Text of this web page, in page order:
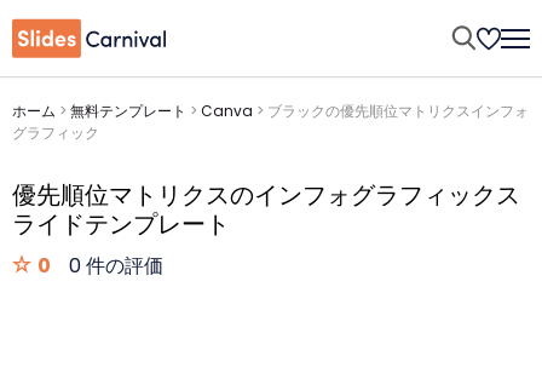
ホーム > 無料テンプレート > Canva > ブラックの優先順位マトリクスインフォ
グラフィック
優先順位マトリクスのインフォグラフィックス
ライドテンプレート
0 0 件の評価